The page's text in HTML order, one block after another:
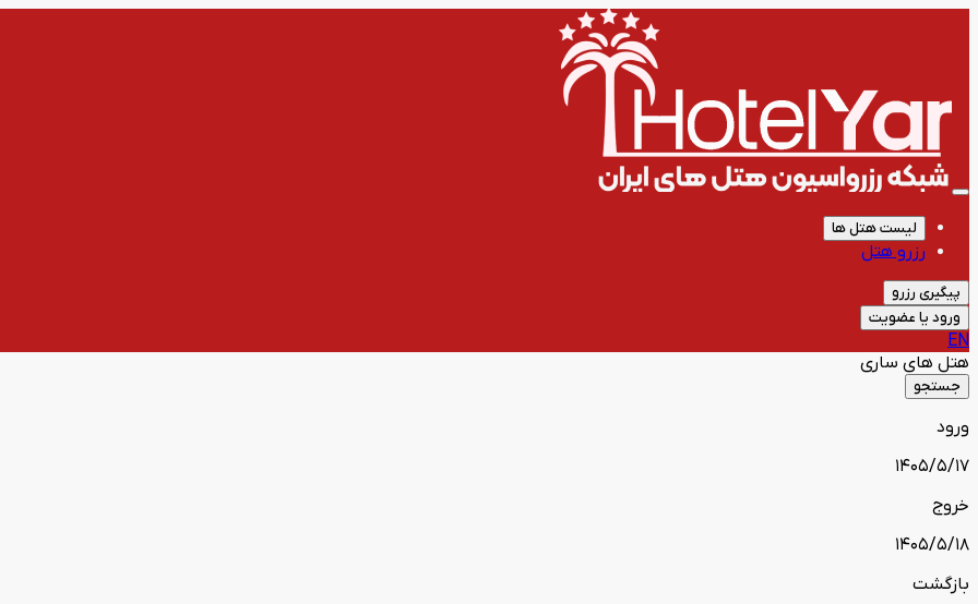
لیست هتل ها
رزرو هتل
پیگیری رزرو
ورود یا عضویت
EN
هتل های ساری
جستجو
ورود
1405/5/17
خروج
1405/5/18
بازگشت